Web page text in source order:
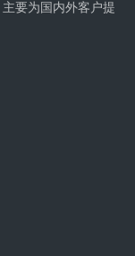
要为国内外客户提